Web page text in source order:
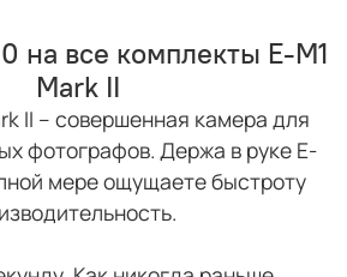
на все комплекты E-M1
Mark II
II – совершенная камера для
фотографов. Держа в руке E-
мере ощущаете быстроту